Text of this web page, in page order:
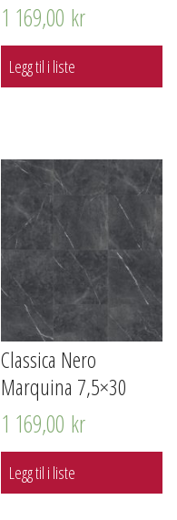
1 169,00 kr
Legg til i liste
Classica Nero
Marquina 7,5×30
1 169,00 kr
Legg til i liste